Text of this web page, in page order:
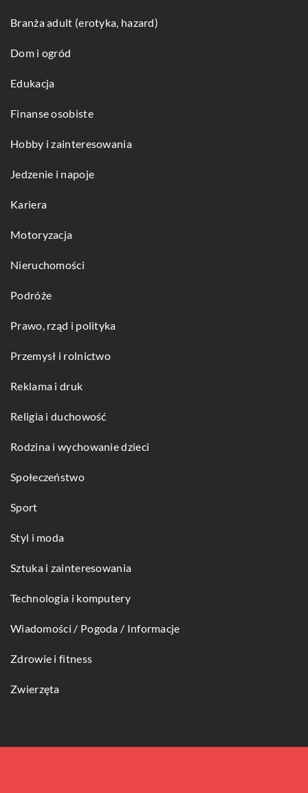
Branża adult (erotyka, hazard)
Dom i ogród
Edukacja
Finanse osobiste
Hobby i zainteresowania
Jedzenie i napoje
Kariera
Motoryzacja
Nieruchomości
Podróże
Prawo, rząd i polityka
Przemysł i rolnictwo
Reklama i druk
Religia i duchowość
Rodzina i wychowanie dzieci
Społeczeństwo
Sport
Styl i moda
Sztuka i zainteresowania
Technologia i komputery
Wiadomości / Pogoda / Informacje
Zdrowie i fitness
Zwierzęta